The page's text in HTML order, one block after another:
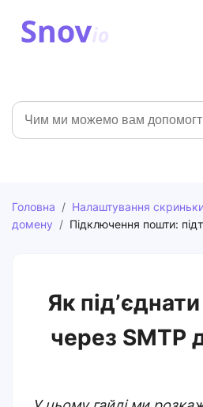
Пошук
Головна / Налаштування
домену / Підключення пошти:
Як
через SMTP